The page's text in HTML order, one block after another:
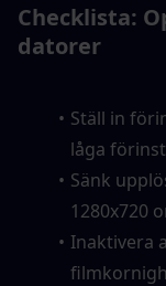
Checklista:
datorer
Ställ in
låga
Sänk
1280x720
Inaktivera